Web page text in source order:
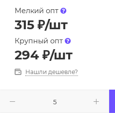
Мелкий опт
315 ₽/шт
Крупный опт
294 ₽/шт
Нашли дешевле?